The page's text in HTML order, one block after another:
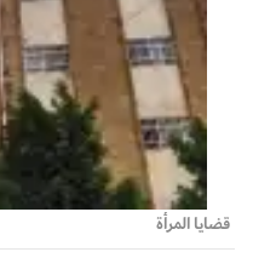
قضايا المرأة